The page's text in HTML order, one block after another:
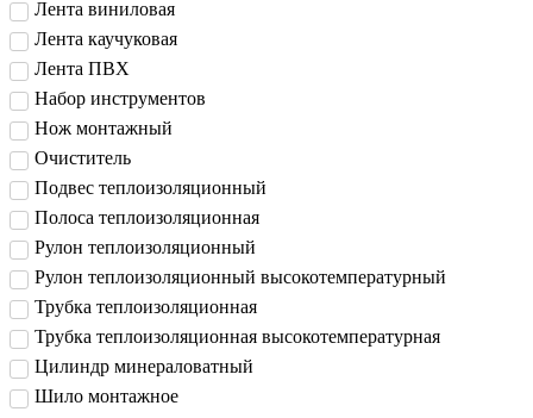
Лента виниловая
Лента каучуковая
Лента ПВХ
Набор инструментов
Нож монтажный
Очиститель
Подвес теплоизоляционный
Полоса теплоизоляционная
Рулон теплоизоляционный
Рулон теплоизоляционный высокотемпературный
Трубка теплоизоляционная
Трубка теплоизоляционная высокотемпературная
Цилиндр минераловатный
Шило монтажное